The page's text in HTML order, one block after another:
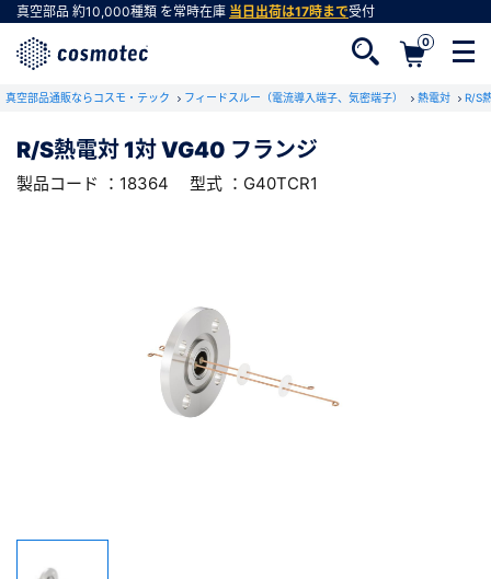
真空部品 約10,000種類 を常時在庫 当日出荷は17時まで受付
0
真空部品通販ならコスモ・テック フィードスルー（電流導入端子、気密端子） 熱電対 R/S
R/S熱電対 1対 VG40 フランジ
製品コード ：18364 型式 ：G40TCR1
RoHS2適合報告書のダウンロード
下記製品のRoHS2適合報告書のダウンロードをします。
R/S熱電対 1対 VG40 フランジ
ダウンロードする
会員登録がお済みでない方